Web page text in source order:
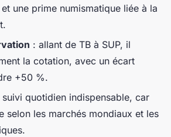
une prime numismatique liée à la
: allant de TB à SUP, il
la cotation, avec un écart
+50 %.
suivi quotidien indispensable, car
selon les marchés mondiaux et les